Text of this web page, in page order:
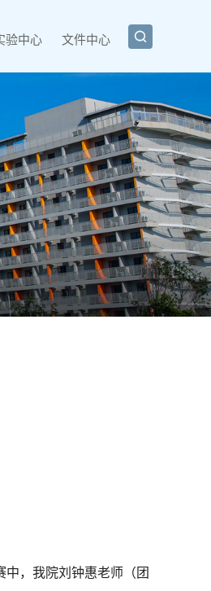
验中心 文件中心 
中，我院刘钟惠老师（团